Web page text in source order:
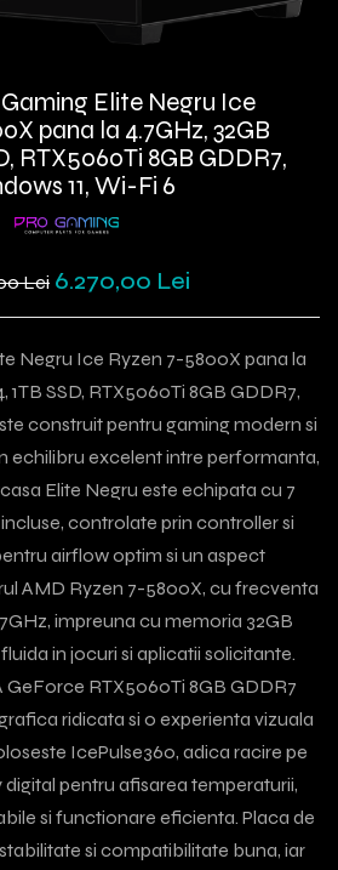
Elite Negru Ice
pana la 4.7GHz, 32GB
RTX5060Ti 8GB GDDR7,
11, Wi-Fi 6
Lei 6.270,00 Lei
Negru Ice Ryzen 7-5800X pana la
1TB SSD, RTX5060Ti 8GB GDDR7,
construit pentru gaming modern si
echilibru excelent intre performanta,
Elite Negru este echipata cu 7
controlate prin controller si
airflow optim si un aspect
AMD Ryzen 7-5800X, cu frecventa
impreuna cu memoria 32GB
in jocuri si aplicatii solicitante.
RTX5060Ti 8GB GDDR7
ridicata si o experienta vizuala
IcePulse360, adica racire pe
digital pentru afisarea temperaturii,
si functionare eficienta. Placa de
si compatibilitate buna, iar